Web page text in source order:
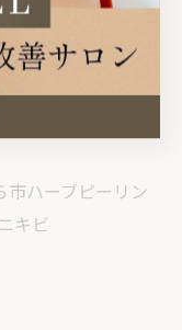
ハーブピーリン
キビ